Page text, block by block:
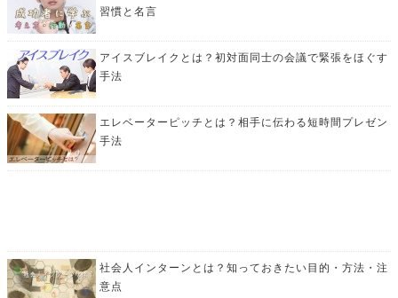
習慣と名言
アイスブレイクとは？初対面同士の会議で緊張をほぐす
手法
エレベーターピッチとは？相手に伝わる短時間プレゼン
手法
社会人インターンとは？知っておきたい目的・方法・注
意点